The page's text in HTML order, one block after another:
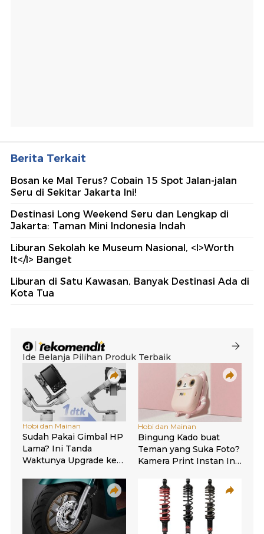
Berita Terkait
Bosan ke Mal Terus? Cobain 15 Spot Jalan-jalan
Seru di Sekitar Jakarta Ini!
Destinasi Long Weekend Seru dan Lengkap di
Jakarta: Taman Mini Indonesia Indah
Liburan Sekolah ke Museum Nasional, <I>Worth
It</I> Banget
Liburan di Satu Kawasan, Banyak Destinasi Ada di
Kota Tua